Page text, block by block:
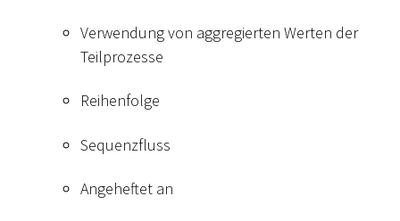
Verwendung von aggregierten Werten der
Teilprozesse
Reihenfolge
Sequenzfluss
Angeheftet an